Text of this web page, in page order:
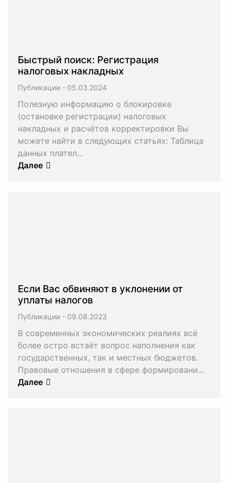
Быстрый поиск: Регистрация
налоговых накладных
Публикации -
Полезную информацию о блокировке
(остановке регистрации) налоговых
накладных и расчётов корректировки Вы
можете найти в следующих статьях: Таблица
данных плател...
Далее
Если Вас обвиняют в уклонении от
уплаты налогов
Публикации -
В современных экономических реалиях всё
более остро встаёт вопрос наполнения как
государственных, так и местных бюджетов.
Правовые отношения в сфере формировани...
Далее